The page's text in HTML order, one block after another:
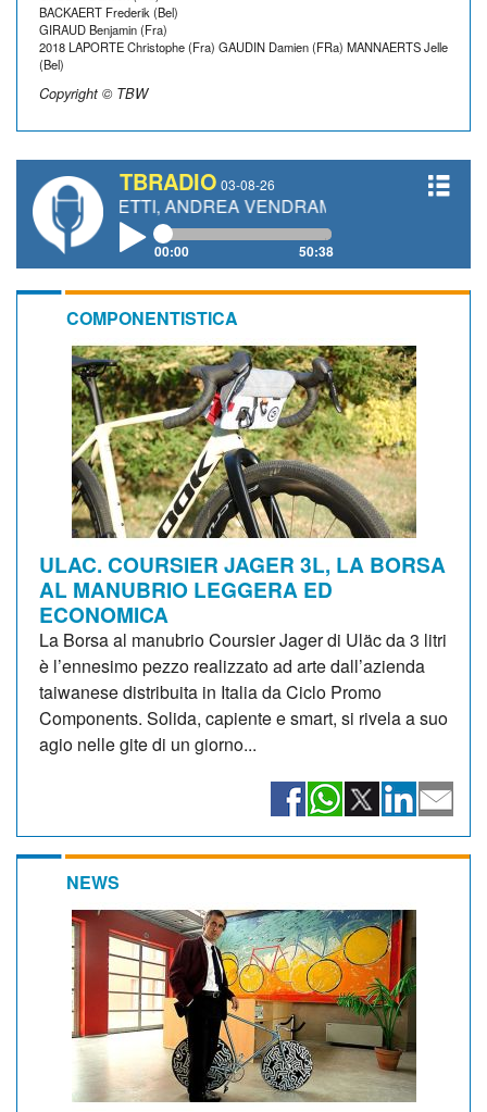
BACKAERT Frederik (Bel)
GIRAUD Benjamin (Fra)
2018 LAPORTE Christophe (Fra) GAUDIN Damien (FRa) MANNAERTS Jelle
(Bel)
Copyright © TBW
TBRADIO 03-08-26
ANDREA VENDRAME, FILIPPO FIORELLI
00:00 50:38
COMPONENTISTICA
ULAC. COURSIER JAGER 3L, LA BORSA
AL MANUBRIO LEGGERA ED
ECONOMICA
La Borsa al manubrio Coursier Jager di Uläc da 3 litri
è l’ennesimo pezzo realizzato ad arte dall’azienda
taiwanese distribuita in Italia da Ciclo Promo
Components. Solida, capiente e smart, si rivela a suo
agio nelle gite di un giorno...
NEWS